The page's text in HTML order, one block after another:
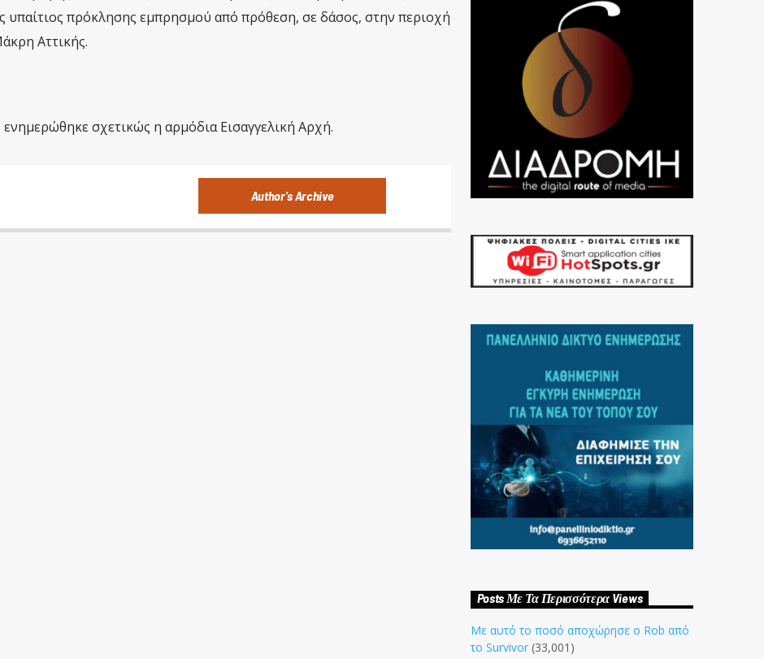
υπαίτιος πρόκλησης εμπρησμού από πρόθεση, σε δάσος, στην περιοχή
Αττικής.
σχετικώς η αρμόδια Εισαγγελική Αρχή.
Author's Archive
Posts Με Τα Περισσότερα Views
Με αυτό το ποσό αποχώρησε ο Rob από
το Survivor (33,001)